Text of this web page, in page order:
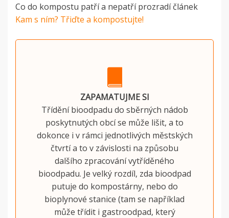
Co do kompostu patří a nepatří prozradí článek
Kam s ním? Třiďte a kompostujte!
ZAPAMATUJME SI
Třídění bioodpadu do sběrných nádob
poskytnutých obcí se může lišit, a to
dokonce i v rámci jednotlivých městských
čtvrtí a to v závislosti na způsobu
dalšího zpracování vytříděného
bioodpadu. Je velký rozdíl, zda bioodpad
putuje do kompostárny, nebo do
bioplynové stanice (tam se například
může třídit i gastroodpad, který